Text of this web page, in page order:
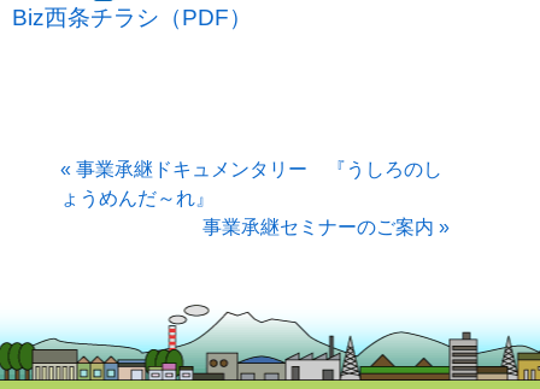
Biz西条チラシ（PDF）
« 事業承継ドキュメンタリー 『うしろのし
ょうめんだ～れ』
事業承継セミナーのご案内 »